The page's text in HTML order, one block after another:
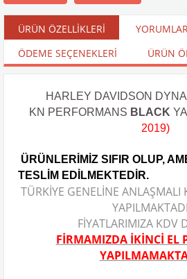
ÜRÜN ÖZELLIKLERI
ÖDEME SEÇENEKLERI
ÜRÜN
HARLEY DAVIDSON
KN PERFORMANS BLACK
2019)
ÜRÜNLERİMİZ SIFIR OLUP,
TESLİM EDİLMEKTEDİR.
TÜRKİYE GENELİNE ANLAŞMALI
FİYATLARIMIZA KDV
FİRMAMIZDA İKİNCİ EL